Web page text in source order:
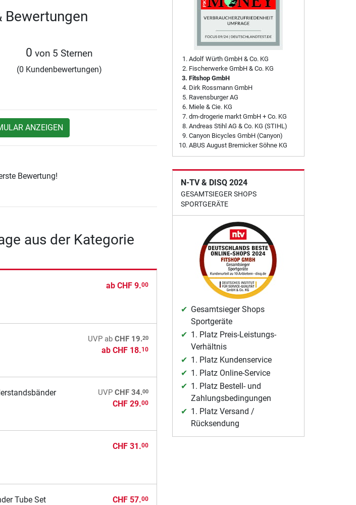
Bewertungen
0 von 5 Sternen
(0 Kundenbewertungen)
ANZEIGEN
Bewertung!
aus der Kategorie
abCHF 9.00
UVP abCHF 19.20
abCHF 18.10
UVP CHF 34.00
CHF 29.00
CHF 31.00
Tube Set CHF 57.00
Adolf Würth GmbH & Co. KG
Fischerwerke GmbH & Co. KG
Fitshop GmbH
Dirk Rossmann GmbH
Ravensburger AG
Miele & Cie. KG
dm-drogerie markt GmbH + Co. KG
Andreas Stihl AG & Co. KG (STIHL)
Canyon Bicycles GmbH (Canyon)
ABUS August Bremicker Söhne KG
N-TV & DISQ 2024
GESAMTSIEGER SHOPS
SPORTGERÄTE
Gesamtsieger Shops
Sportgeräte
1. Platz Preis-Leistungs-
Verhältnis
1. Platz Kundenservice
1. Platz Online-Service
1. Platz Bestell- und
Zahlungsbedingungen
1. Platz Versand /
Rücksendung